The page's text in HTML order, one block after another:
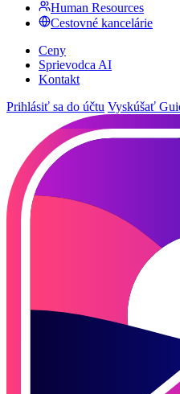
Human Resources
Cestovné kancelárie
Ceny
Sprievodca AI
Kontakt
Prihlásiť sa do účtu Vyskúšať